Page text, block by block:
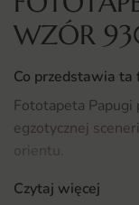
WZÓR
Co przedstawia
Fototapeta
egzotycznej
orientu.
Całość została
Czytaj więcej